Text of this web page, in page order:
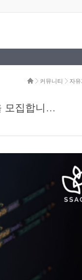
커뮤니티 자
합니다◁◀